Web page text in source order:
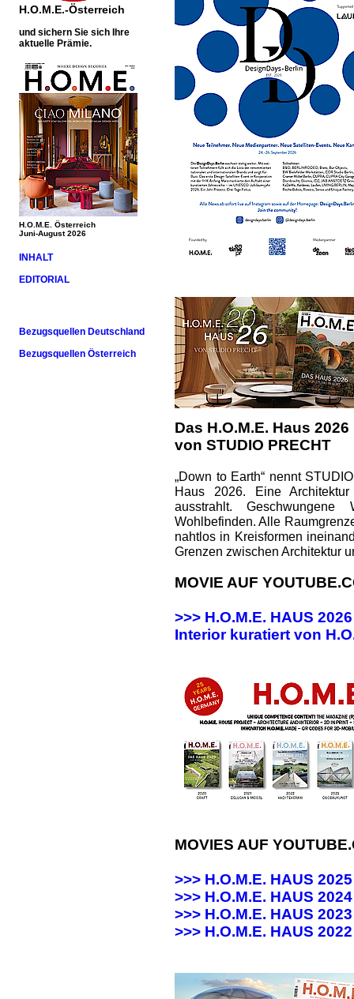
H.O.M.E.-Österreich
und sichern Sie sich Ihre
aktuelle Prämie.
H.O.M.E. Österreich
Juni-August 2026
INHALT
EDITORIAL
Bezugsquellen Deutschland
Bezugsquellen Österreich
Das H.O.M.E. Haus 2026
von STUDIO PRECHT
„Down to Earth“ nennt
Haus 2026. Eine
ausstrahlt.
Wohlbefinden. Alle
nahtlos in Kreisformen
Grenzen zwischen Architektur
MOVIE AUF
>>> H.O.M.E. HAUS
Interior kuratiert von
MOVIES AUF
>>> H.O.M.E. HAUS
>>> H.O.M.E. HAUS
>>> H.O.M.E. HAUS
>>> H.O.M.E. HAUS